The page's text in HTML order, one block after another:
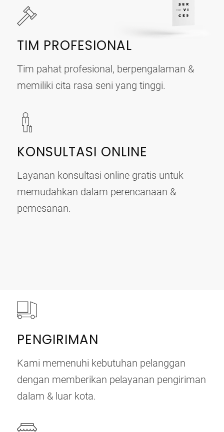
TIM PROFESIONAL
Tim pahat profesional, berpengalaman &
memiliki cita rasa seni yang tinggi.
KONSULTASI ONLINE
Layanan konsultasi online gratis untuk
memudahkan dalam perencanaan &
pemesanan.
PENGIRIMAN
Kami memenuhi kebutuhan pelanggan
dengan memberikan pelayanan pengiriman
dalam & luar kota.